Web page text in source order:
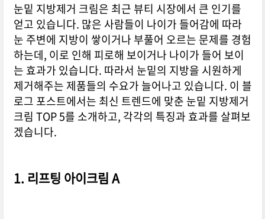
눈밑 지방제거 크림은 최근 뷰티 시장에서 큰 인기를
얻고 있습니다. 많은 사람들이 나이가 들어감에 따라
눈 주변에 지방이 쌓이거나 부풀어 오르는 문제를 경험
하는데, 이로 인해 피로해 보이거나 나이가 들어 보이
는 효과가 있습니다. 따라서 눈밑의 지방을 시원하게
제거해주는 제품들의 수요가 늘어나고 있습니다. 이 블
로그 포스트에서는 최신 트렌드에 맞춘 눈밑 지방제거
크림 TOP 5를 소개하고, 각각의 특징과 효과를 살펴보
겠습니다.
1. 리프팅 아이크림 A